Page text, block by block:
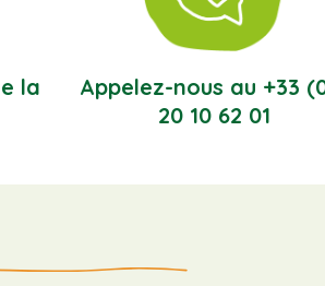
la
Appelez-nous au +33
20 10 62 01